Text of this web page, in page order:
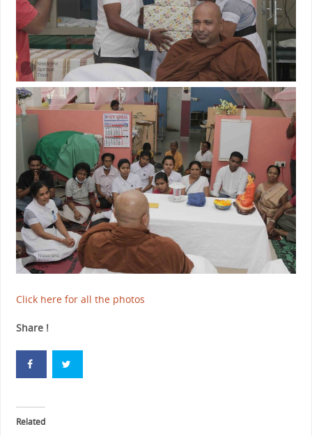
Click here for all the photos
Share !
Related